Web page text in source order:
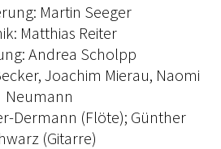
Martin Seeger
Matthias Reiter
Andrea Scholpp
Joachim Mierau, Naomi
Neumann
Dermann (Flöte); Günther
(Gitarre)